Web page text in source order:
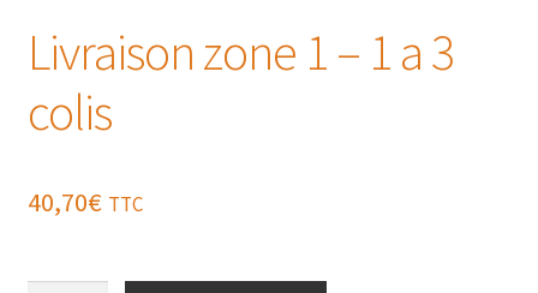
Livraison zone 1 – 1 a 3
colis
40,70€ TTC